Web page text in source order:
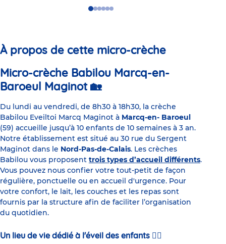
GoGoGoGo
GoGo
À propos de cette micro-crèche
Micro-crèche Babilou Marcq-en-
Baroeul Maginot 🏡
Du lundi au vendredi, de 8h30 à 18h30, la crèche
Babilou Eveiltoi Marcq Maginot à Marcq-en- Baroeul
(59) accueille jusqu’à 10 enfants de 10 semaines à 3 an.
Notre établissement est situé au 30 rue du Sergent
Maginot dans le Nord-Pas-de-Calais. Les crèches
Babilou vous proposent trois types d’accueil différents.
Vous pouvez nous confier votre tout-petit de façon
régulière, ponctuelle ou en accueil d'urgence. Pour
votre confort, le lait, les couches et les repas sont
fournis par la structure afin de faciliter l’organisation
du quotidien.
Un lieu de vie dédié à l'éveil des enfants 🏃‍♀️